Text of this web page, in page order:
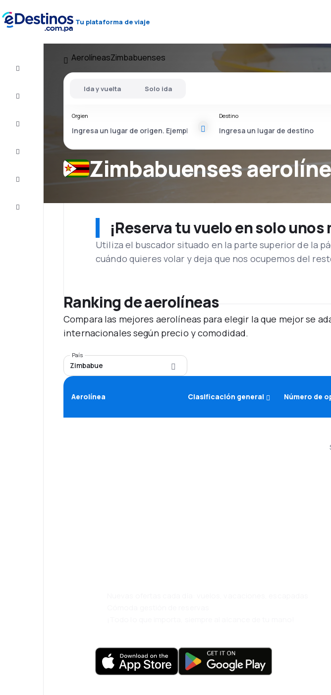
Tu plataforma de viaje
Atención
AerolíneasZimbabuenses
Zimbabuenses
Ida y vuelta Solo ida
Orgien Destino
¡Reserva tu vuelo en solo
Utiliza el buscador situado en la parte superior de la
cuándo quieres volar y deja que nos ocupemos del
Ranking de aerolíneas
Compara las mejores aerolíneas para elegir la que mejor se
internacionales según precio y comodidad.
País
Zimbabue
Aerolínea Clasificación general Número de